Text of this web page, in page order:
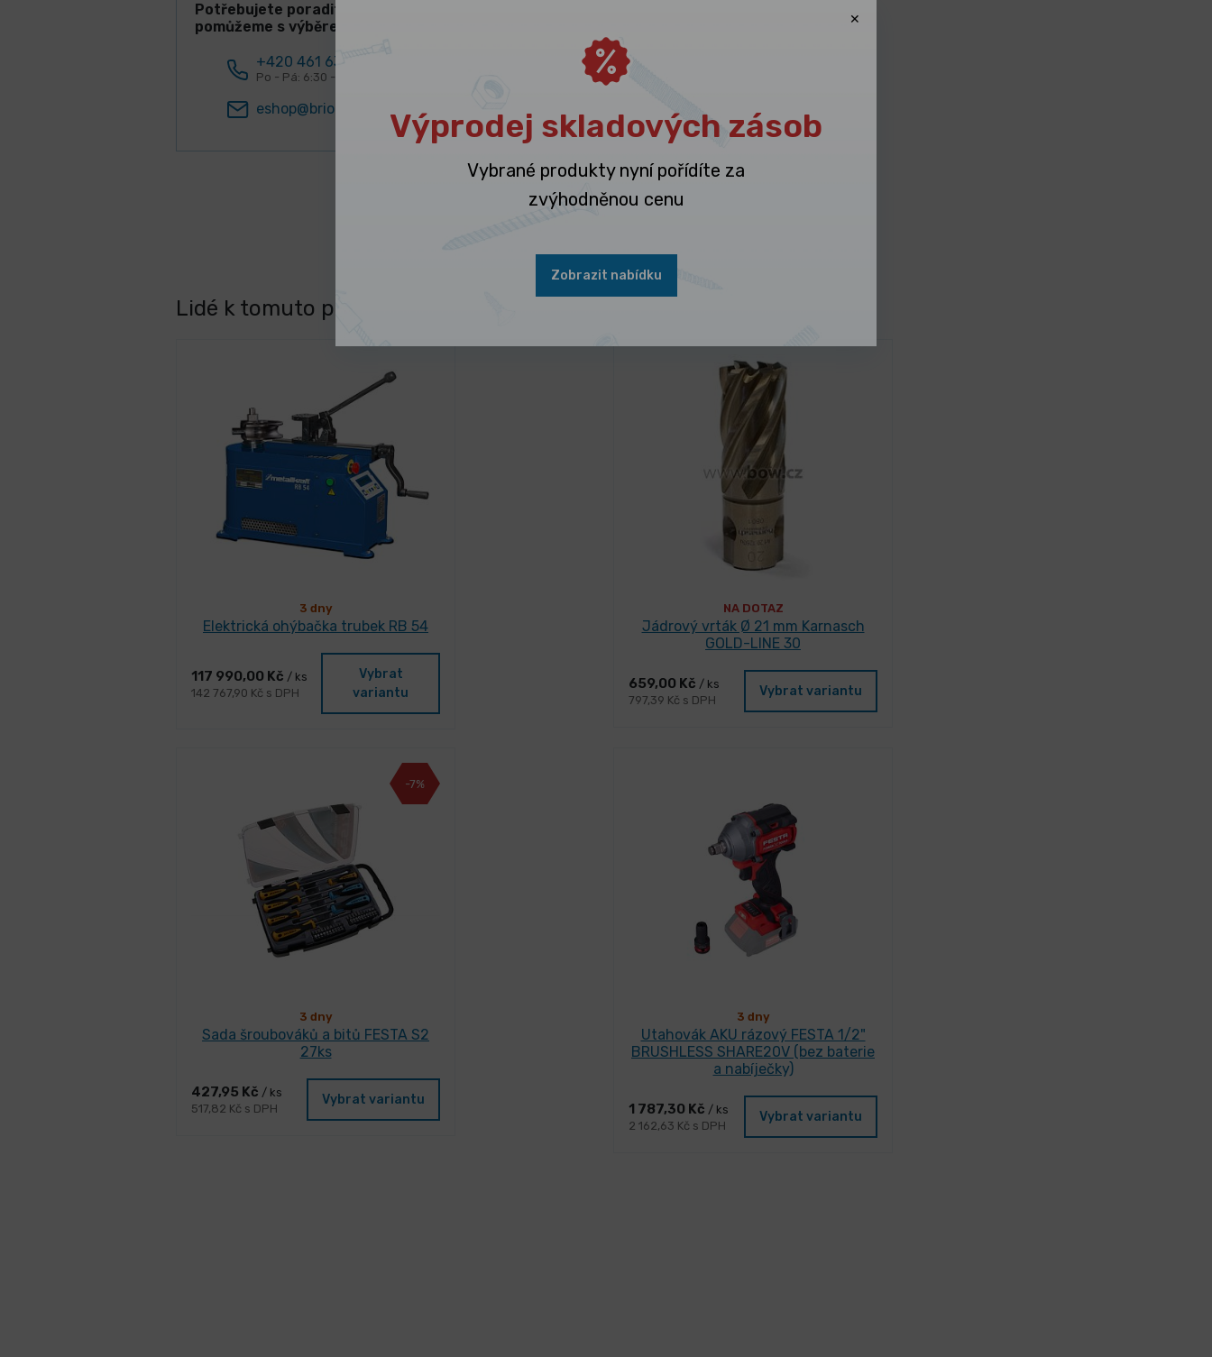
Potřebujete poradit? Rádi Vám
pomůžeme s výběrem!
+420 461 634 161
Po - Pá: 6:30 - 15:00 hod.
eshop@briol.cz
Lidé k tomuto produktu nejčastěji kupují
3 dny
Elektrická ohýbačka trubek RB 54
117 990,00 Kč / ks
142 767,90 Kč s DPH
Vybrat
variantu
NA DOTAZ
Jádrový vrták Ø 21 mm Karnasch
GOLD-LINE 30
659,00 Kč / ks
797,39 Kč s DPH
Vybrat variantu
-7%
3 dny
Sada šroubováků a bitů FESTA S2
27ks
427,95 Kč / ks
517,82 Kč s DPH
Vybrat variantu
3 dny
Utahovák AKU rázový FESTA 1/2"
BRUSHLESS SHARE20V (bez baterie
a nabíječky)
1 787,30 Kč / ks
2 162,63 Kč s DPH
Vybrat variantu
Výprodej skladových zásob
Vybrané produkty nyní pořídíte za
zvýhodněnou cenu
Zobrazit nabídku